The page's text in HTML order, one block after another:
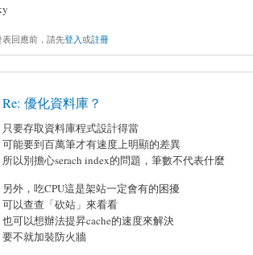
表回應前，請先登入或註冊
Re: 優化資料庫？
只要存取資料庫程式設計得當
可能要到百萬筆才有速度上明顯的差異
所以別擔心serach index的問題，筆數不代表什麼
另外，吃CPU這是架站一定會有的困擾
可以查查「砍站」來看看
也可以想辦法提昇cache的速度來解決
要不就加裝防火牆